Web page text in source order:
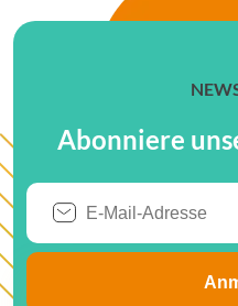
Abonniere